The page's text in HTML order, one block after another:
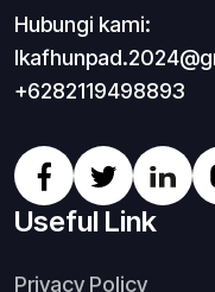
Hubungi kami:
+6282119498893
Useful Link
Privacy Policy